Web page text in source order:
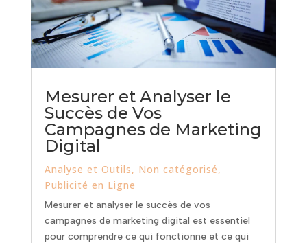
Mesurer et Analyser le
Succès de Vos
Campagnes de Marketing
Digital
Analyse et Outils, Non catégorisé,
Publicité en Ligne
Mesurer et analyser le succès de vos
campagnes de marketing digital est essentiel
pour comprendre ce qui fonctionne et ce qui